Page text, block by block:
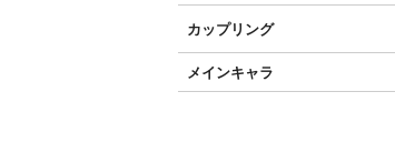
カップリング
メインキャラ